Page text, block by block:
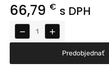
66,79 € s DPH
− +
Predobjednať